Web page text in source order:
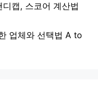
캡, 스코어 계산법
업체와 선택법 A to